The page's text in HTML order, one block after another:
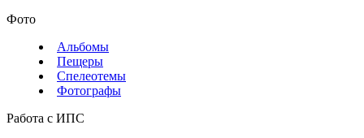
Фото
Альбомы
Пещеры
Спелеотемы
Фотографы
Работа с ИПС